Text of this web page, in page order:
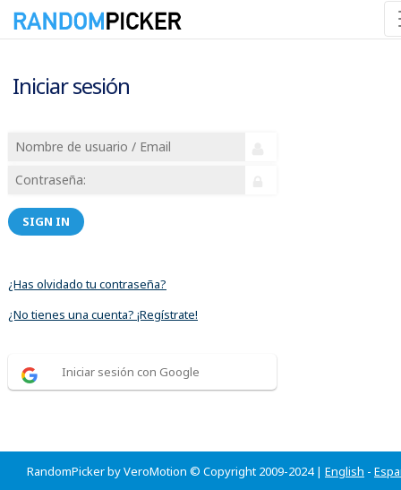
Iniciar sesión
SIGN IN
¿Has olvidado tu contraseña?
¿No tienes una cuenta? ¡Regístrate!
Iniciar sesión con Google
RandomPicker by VeroMotion © Copyright 2009-2024 | English -